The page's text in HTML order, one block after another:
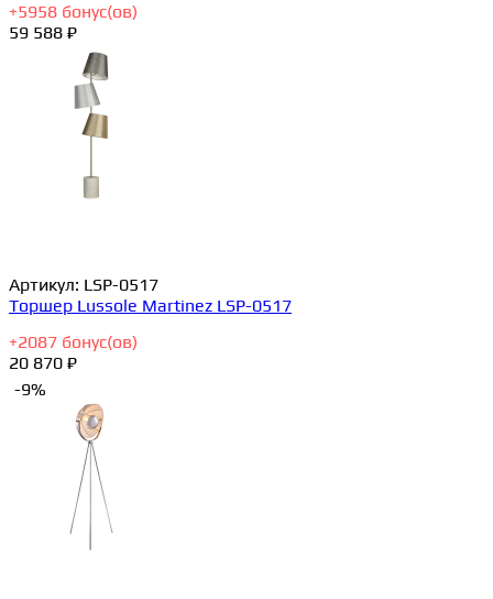
+5958 бонус(ов)
59 588 ₽
Артикул: LSP-0517
Торшер Lussole Martinez LSP-0517
+2087 бонус(ов)
20 870 ₽
-9%